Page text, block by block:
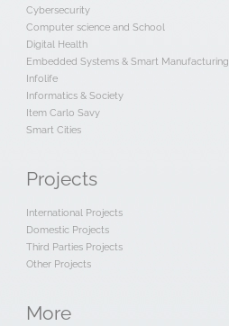
Cybersecurity
Computer science and School
Digital Health
Embedded Systems & Smart Manufacturing
Infolife
Informatics & Society
Item Carlo Savy
Smart Cities
Projects
International Projects
Domestic Projects
Third Parties Projects
Other Projects
More